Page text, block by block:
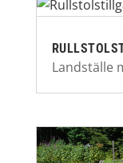
Landställe